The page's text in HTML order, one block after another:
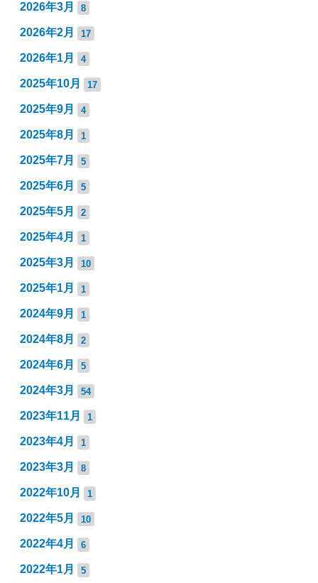
2026年3月 8
2026年2月 17
2026年1月 4
2025年10月 17
2025年9月 4
2025年8月 1
2025年7月 5
2025年6月 5
2025年5月 2
2025年4月 1
2025年3月 10
2025年1月 1
2024年9月 1
2024年8月 2
2024年6月 5
2024年3月 54
2023年11月 1
2023年4月 1
2023年3月 8
2022年10月 1
2022年5月 10
2022年4月 6
2022年1月 5